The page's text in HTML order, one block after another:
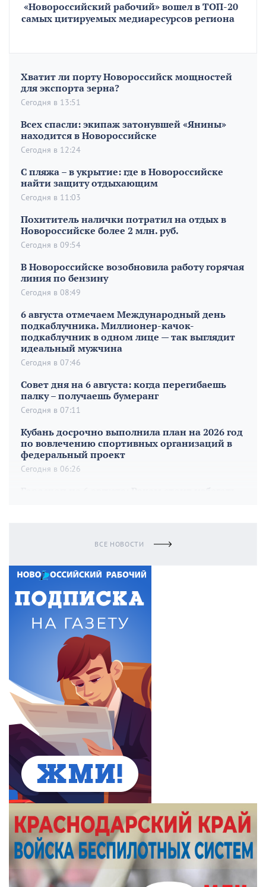
«Новороссийский рабочий» вошел в ТОП-20
самых цитируемых медиаресурсов региона
Сегодня в 13:51
Хватит ли порту Новороссийск мощностей
для экспорта зерна?
Сегодня в 12:24
Всех спасли: экипаж затонувшей «Янины»
находится в Новороссийске
Сегодня в 11:03
С пляжа – в укрытие: где в Новороссийске
найти защиту отдыхающим
Сегодня в 09:54
Похититель налички потратил на отдых в
Новороссийске более 2 млн. руб.
Сегодня в 08:49
В Новороссийске возобновила работу горячая
линия по бензину
Сегодня в 07:46
6 августа отмечаем Международный день
подкаблучника. Миллионер-качок-
подкаблучник в одном лице — так выглядит
идеальный мужчина
Сегодня в 07:11
Совет дня на 6 августа: когда перегибаешь
палку – получаешь бумеранг
Сегодня в 06:26
Кубань досрочно выполнила план на 2026 год
по вовлечению спортивных организаций в
федеральный проект
Вчера в 20:37
Чечевичный суп по-турецки
Вчера в 19:48
просто привычка
Вчера в 19:11
Школам рекомендовали начать учебный год
с уроков о единстве народов России
Вчера в 18:13
В Новороссийске лавочки остались без
сидений — жители просят найти вандалов
Вчера в 17:15
В пригороде Новороссийска спасают реку и
озеро от маслянистой жидкости
Вчера в 16:07
Лесной шашлык за 40 тысяч. В Новороссийске
прошел рейд
Вчера в 15:07
Новороссийские тепловики рассказали про
ремонты, разрытия, долги и планы
В горах Новороссийска созрела экзотическая
ягода – степная малина
ВСЕ НОВОСТИ